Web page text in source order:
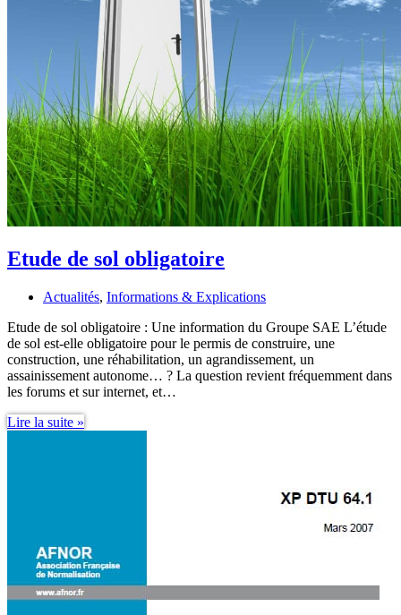
Etude de sol obligatoire
Actualités, Informations & Explications
Etude de sol obligatoire : Une information du Groupe SAE L’étude
de sol est-elle obligatoire pour le permis de construire, une
construction, une réhabilitation, un agrandissement, un
assainissement autonome… ? La question revient fréquemment dans
les forums et sur internet, et…
Lire la suite »